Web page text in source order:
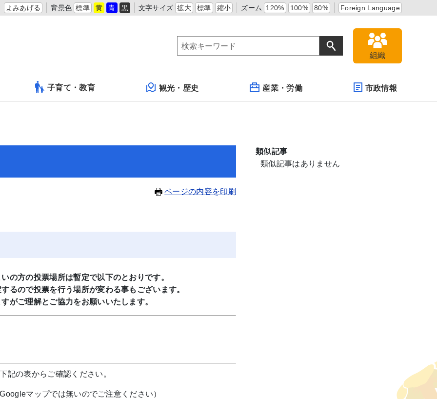
よみあげる 背景色 標準 黄 青 黒 文字サイズ 拡大 標準 縮小 ズーム 120% 100% 80% Foreign Language
組織
子育て・教育 観光・歴史 産業・労働 市政情報
ページの内容を印刷
の方の投票場所は暫定で以下のとおりです。
るので投票を行う場所が変わる事もございます。
がご理解とご協力をお願いいたします。
記の表からご確認ください。
Googleマップでは無いのでご注意ください）
類似記事
類似記事はありません